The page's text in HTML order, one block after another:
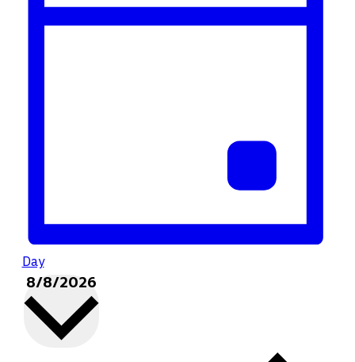
Day
8/8/2026